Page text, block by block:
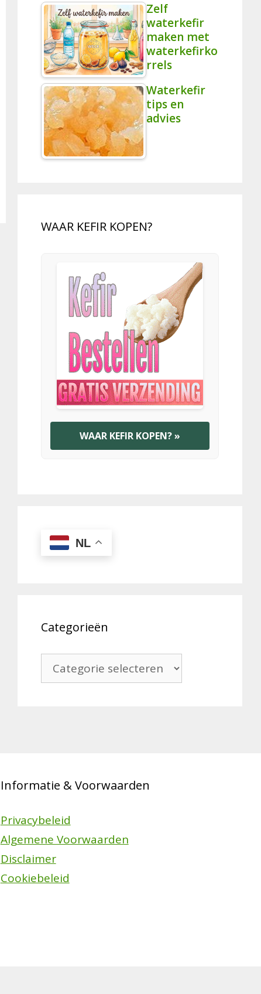
Zelf
waterkefir
maken met
waterkefirko
rrels
Waterkefir
tips en
advies
WAAR KEFIR KOPEN?
WAAR KEFIR KOPEN? »
NL
Categorieën
Categorieën
Informatie & Voorwaarden
Privacybeleid
Algemene Voorwaarden
Disclaimer
Cookiebeleid